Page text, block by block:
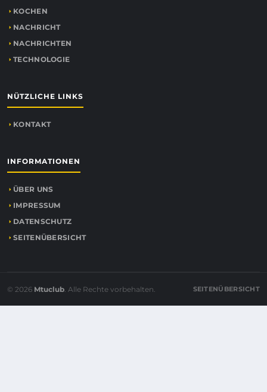
KOCHEN
NACHRICHT
NACHRICHTEN
TECHNOLOGIE
NÜTZLICHE LINKS
KONTAKT
INFORMATIONEN
ÜBER UNS
IMPRESSUM
DATENSCHUTZ
SEITENÜBERSICHT
© 2026 Mtuclub. Alle Rechte vorbehalten. SEITENÜBERSICHT